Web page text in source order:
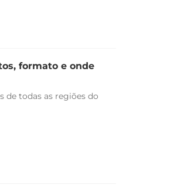
formato e onde
de todas as regiões do